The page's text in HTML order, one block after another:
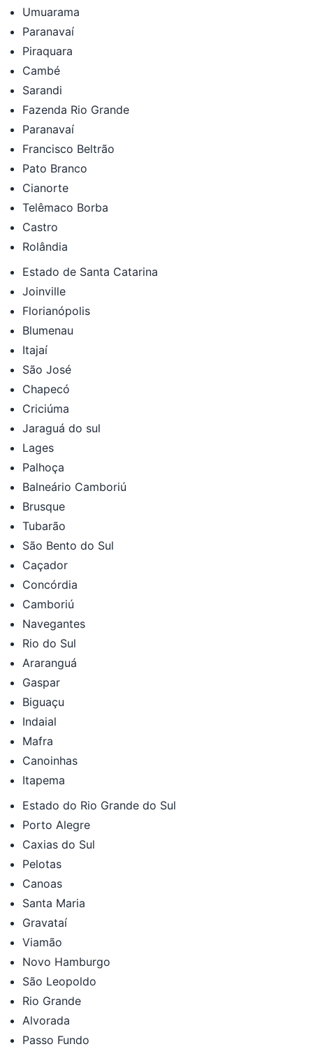
Umuarama
Paranavaí
Piraquara
Cambé
Sarandi
Fazenda Rio Grande
Paranavaí
Francisco Beltrão
Pato Branco
Cianorte
Telêmaco Borba
Castro
Rolândia
Estado de Santa Catarina
Joinville
Florianópolis
Blumenau
Itajaí
São José
Chapecó
Criciúma
Jaraguá do sul
Lages
Palhoça
Balneário Camboriú
Brusque
Tubarão
São Bento do Sul
Caçador
Concórdia
Camboriú
Navegantes
Rio do Sul
Araranguá
Gaspar
Biguaçu
Indaial
Mafra
Canoinhas
Itapema
Estado do Rio Grande do Sul
Porto Alegre
Caxias do Sul
Pelotas
Canoas
Santa Maria
Gravataí
Viamão
Novo Hamburgo
São Leopoldo
Rio Grande
Alvorada
Passo Fundo